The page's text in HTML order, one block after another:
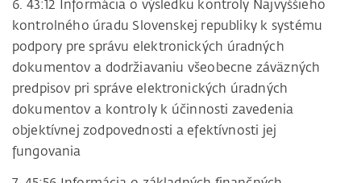
6. 43:12 Informácia o výsledku kontroly Najvyššieho
kontrolného úradu Slovenskej republiky k systému
podpory pre správu elektronických úradných
dokumentov a dodržiavaniu všeobecne záväzných
predpisov pri správe elektronických úradných
dokumentov a kontroly k účinnosti zavedenia
objektívnej zodpovednosti a efektívnosti jej
fungovania